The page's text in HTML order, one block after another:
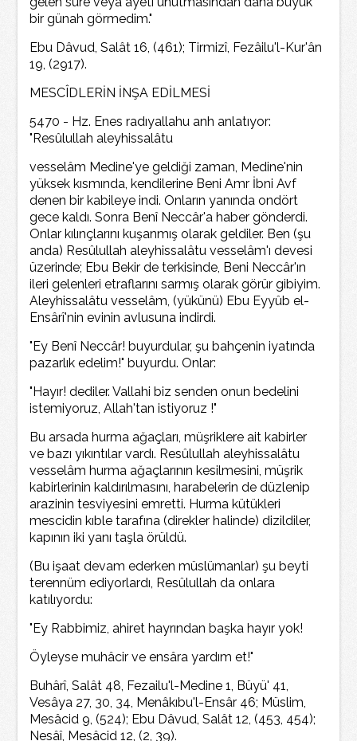
bir günah görmedim."
Ebu Dâvud, Salât 16, (461); Tirmizî, Fezâilu'l-Kur'ân
19, (2917).
MESCÎDLERİN İNŞA EDİLMESİ
5470 - Hz. Enes radıyallahu anh anlatıyor:
"Resûlullah aleyhissalâtu
vesselâm Medine'ye geldiği zaman, Medine'nin
yüksek kısmında, kendilerine Beni Amr İbni Avf
denen bir kabileye indi. Onların yanında ondört
gece kaldı. Sonra Benî Neccâr'a haber gönderdi.
Onlar kılınçlarını kuşanmış olarak geldiler. Ben (şu
anda) Resûlullah aleyhissalâtu vesselâm'ı devesi
üzerinde; Ebu Bekir de terkisinde, Beni Neccâr'ın
ileri gelenleri etraflarını sarmış olarak görür gibiyim.
Aleyhissalâtu vesselâm, (yükünü) Ebu Eyyûb el-
Ensârî'nin evinin avlusuna indirdi.
"Ey Benî Neccâr! buyurdular, şu bahçenin iyatında
pazarlık edelim!" buyurdu. Onlar:
"Hayır! dediler. Vallahi biz senden onun bedelini
istemiyoruz, Allah'tan istiyoruz !"
Bu arsada hurma ağaçları, müşriklere ait kabirler
ve bazı yıkıntılar vardı. Resûlullah aleyhissalâtu
vesselâm hurma ağaçlarının kesilmesini, müşrik
kabirlerinin kaldırılmasını, harabelerin de düzlenip
arazinin tesviyesini emretti. Hurma kütükleri
mescidin kıble tarafına (direkler halinde) dizildiler,
kapının iki yanı taşla örüldü.
(Bu işaat devam ederken müslümanlar) şu beyti
terennüm ediyorlardı, Resûlullah da onlara
katılıyordu:
"Ey Rabbimiz, ahiret hayrından başka hayır yok!
Öyleyse muhâcir ve ensâra yardım et!"
Buhârî, Salât 48, Fezailu'l-Medine 1, Büyü' 41,
Vesâya 27, 30, 34, Menâkıbu'l-Ensâr 46; Müslim,
Mesâcid 9, (524); Ebu Dâvud, Salât 12, (453, 454);
Nesâî, Mesâcid 12, (2, 39).